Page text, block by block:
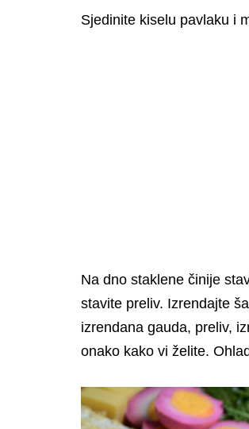
Sjedinite kiselu pavlaku i
Na dno staklene činije
stavite preliv. Izrendajte
izrendana gauda, preliv,
onako kako vi želite.